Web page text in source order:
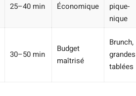
25–40 min Économique
pique-
nique
30–50 min
Budget
maîtrisé
Brunch,
grandes
tablées